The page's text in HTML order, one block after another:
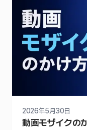
2026年5月30日
動画モザイクの